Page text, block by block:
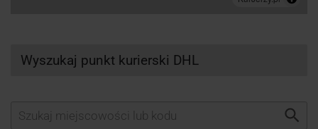
Wyszukaj punkt kurierski DHL